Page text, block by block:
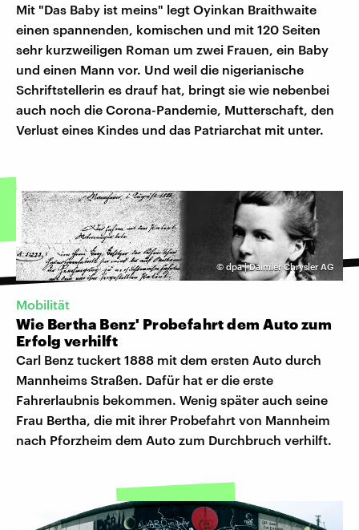
Mit "Das Baby ist meins" legt Oyinkan Braithwaite
einen spannenden, komischen und mit 120 Seiten
sehr kurzweiligen Roman um zwei Frauen, ein Baby
und einen Mann vor. Und weil die nigerianische
Schriftstellerin es drauf hat, bringt sie wie nebenbei
auch noch die Corona-Pandemie, Mutterschaft, den
Verlust eines Kindes und das Patriarchat mit unter.
© dpa | Daimler Chrysler AG
Mobilität
Wie Bertha Benz' Probefahrt dem Auto zum
Erfolg verhilft
Carl Benz tuckert 1888 mit dem ersten Auto durch
Mannheims Straßen. Dafür hat er die erste
Fahrerlaubnis bekommen. Wenig später auch seine
Frau Bertha, die mit ihrer Probefahrt von Mannheim
nach Pforzheim dem Auto zum Durchbruch verhilft.